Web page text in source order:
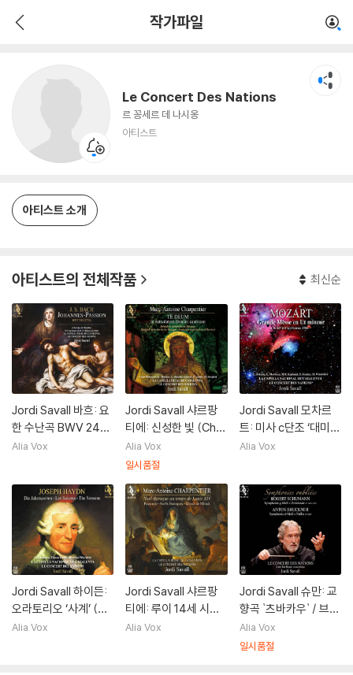
작가파일
Le Concert Des Nations
르 꽁세르 데 나시옹
아티스트
아티스트 소개
아티스트의 전체작품 최신순
Jordi Savall 바흐: 요
한 수난곡 BWV 245
(Bach: Johannes-P
Alia Vox
Jordi Savall 샤르팡
티에: 신성한 빛 (Char
pentier: Noel Baro
que Au Temps De
ybrid]
Alia Vox
일시품절
Jordi Savall 모차르
트: 미사 c단조 ‘대미
사’ [루카 굴리엘미 보
eur K.427) [SACD
Hybrid]
Alia Vox
Jordi Savall 하이든:
오라토리오 ‘사계’ (Ha
ydn: The Seasons)
Alia Vox
Jordi Savall 샤르팡
티에: 루이 14세 시대
바로크 크리스마스 (C
Alia Vox
Jordi Savall 슈만: 교
향곡 `츠바카우` / 브루
크너: 교향곡 0번 (Sc
humann / Bruckner:
Alia Vox
일시품절